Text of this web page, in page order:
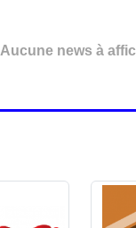
Aucune news à